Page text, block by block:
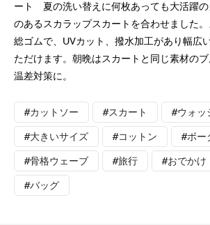
ート 夏の洗い替えに何枚あっても大活躍
のあるスカラップスカートを合わせました
総ゴムで、UVカット、撥水加工があり幅広
ただけます。朝晩はスカートと同じ素材の
温差対策に。
#カットソー #スカート #ウォッ
#大きいサイズ #コットン #ボー
#骨格ウェーブ #旅行 #おでかけ
#バッグ